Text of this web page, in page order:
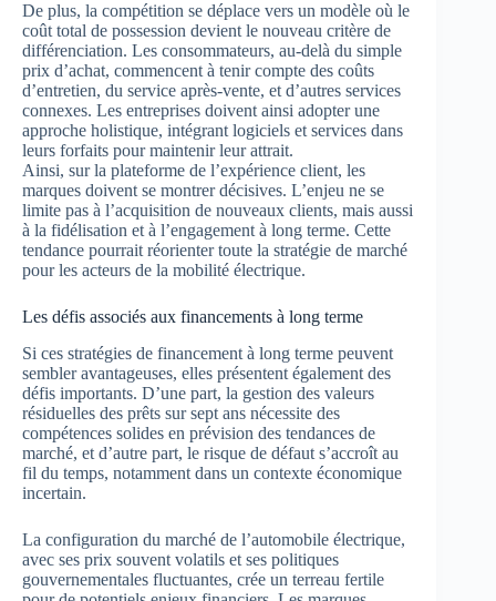
De plus, la compétition se déplace vers un modèle où le
coût total de possession devient le nouveau critère de
différenciation. Les consommateurs, au-delà du simple
prix d’achat, commencent à tenir compte des coûts
d’entretien, du service après-vente, et d’autres services
connexes. Les entreprises doivent ainsi adopter une
approche holistique, intégrant logiciels et services dans
leurs forfaits pour maintenir leur attrait.
Ainsi, sur la plateforme de l’expérience client, les
marques doivent se montrer décisives. L’enjeu ne se
limite pas à l’acquisition de nouveaux clients, mais aussi
à la fidélisation et à l’engagement à long terme. Cette
tendance pourrait réorienter toute la stratégie de marché
pour les acteurs de la mobilité électrique.
Les défis associés aux financements à long terme
Si ces stratégies de financement à long terme peuvent
sembler avantageuses, elles présentent également des
défis importants. D’une part, la gestion des valeurs
résiduelles des prêts sur sept ans nécessite des
compétences solides en prévision des tendances de
marché, et d’autre part, le risque de défaut s’accroît au
fil du temps, notamment dans un contexte économique
incertain.
La configuration du marché de l’automobile électrique,
avec ses prix souvent volatils et ses politiques
gouvernementales fluctuantes, crée un terreau fertile